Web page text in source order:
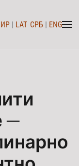
| LAT СРБ | ENG
─